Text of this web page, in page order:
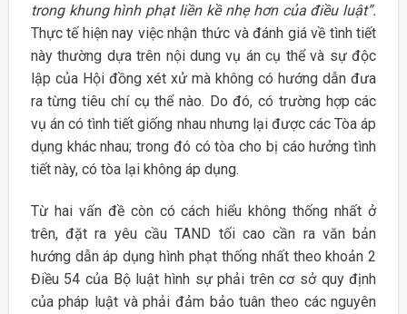
trong khung hình phạt liền kề nhẹ hơn của điều luật”.
Thực tế hiện nay việc nhận thức và đánh giá về tình tiết
này thường dựa trên nội dung vụ án cụ thể và sự độc
lập của Hội đồng xét xử mà không có hướng dẫn đưa
ra từng tiêu chí cụ thể nào. Do đó, có trường hợp các
vụ án có tình tiết giống nhau nhưng lại được các Tòa áp
dụng khác nhau; trong đó có tòa cho bị cáo hưởng tình
tiết này, có tòa lại không áp dụng.
Từ hai vấn đề còn có cách hiểu không thống nhất ở
trên, đặt ra yêu cầu TAND tối cao cần ra văn bản
hướng dẫn áp dụng hình phạt thống nhất theo khoản 2
Điều 54 của Bộ luật hình sự phải trên cơ sở quy định
của pháp luật và phải đảm bảo tuân theo các nguyên